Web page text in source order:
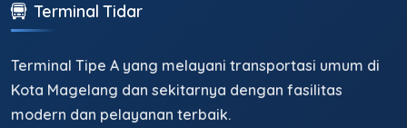
Terminal Tidar
Terminal Tipe A yang melayani transportasi umum di
Kota Magelang dan sekitarnya dengan fasilitas
modern dan pelayanan terbaik.